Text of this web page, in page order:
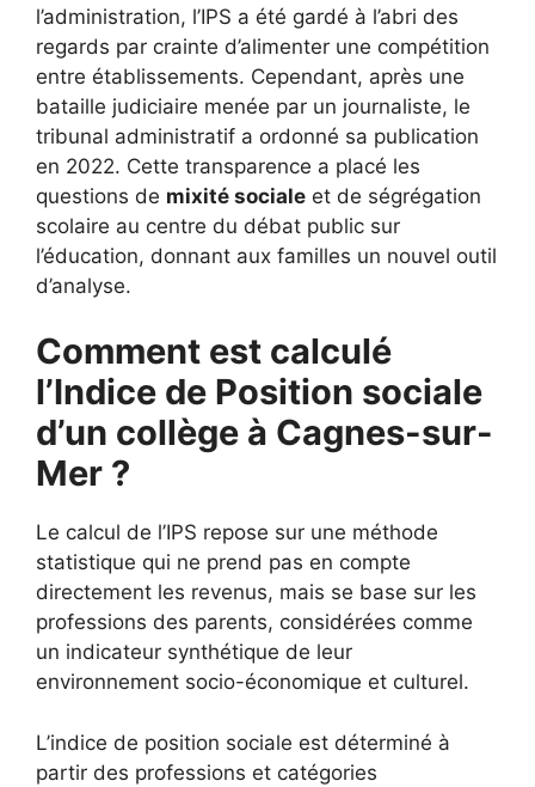
l’administration, l’IPS a été gardé à l’abri des
regards par crainte d’alimenter une compétition
entre établissements. Cependant, après une
bataille judiciaire menée par un journaliste, le
tribunal administratif a ordonné sa publication
en 2022. Cette transparence a placé les
questions de mixité sociale et de ségrégation
scolaire au centre du débat public sur
l’éducation, donnant aux familles un nouvel outil
d’analyse.
Comment est calculé
l’Indice de Position sociale
d’un collège à Cagnes-sur-
Mer ?
Le calcul de l’IPS repose sur une méthode
statistique qui ne prend pas en compte
directement les revenus, mais se base sur les
professions des parents, considérées comme
un indicateur synthétique de leur
environnement socio-économique et culturel.
L’indice de position sociale est déterminé à
partir des professions et catégories